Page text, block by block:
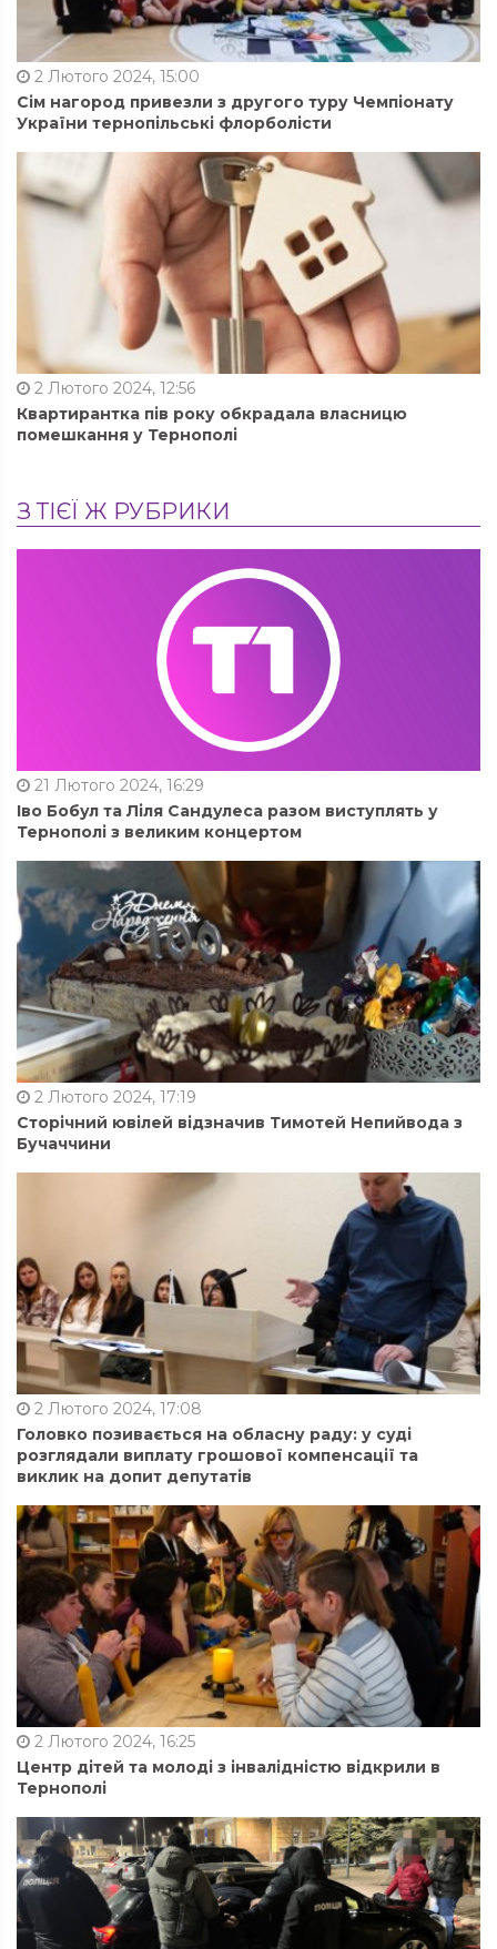
2 Лютого 2024, 15:00
Сім нагород привезли з другого туру Чемпіонату
України тернопільські флорболісти
2 Лютого 2024, 12:56
Квартирантка пів року обкрадала власницю
помешкання у Тернополі
З ТІЄЇ Ж РУБРИКИ
21 Лютого 2024, 16:29
Іво Бобул та Ліля Сандулеса разом виступлять у
Тернополі з великим концертом
2 Лютого 2024, 17:19
Сторічний ювілей відзначив Тимотей Непийвода з
Бучаччини
2 Лютого 2024, 17:08
Головко позивається на обласну раду: у суді
розглядали виплату грошової компенсації та
виклик на допит депутатів
2 Лютого 2024, 16:25
Центр дітей та молоді з інвалідністю відкрили в
Тернополі